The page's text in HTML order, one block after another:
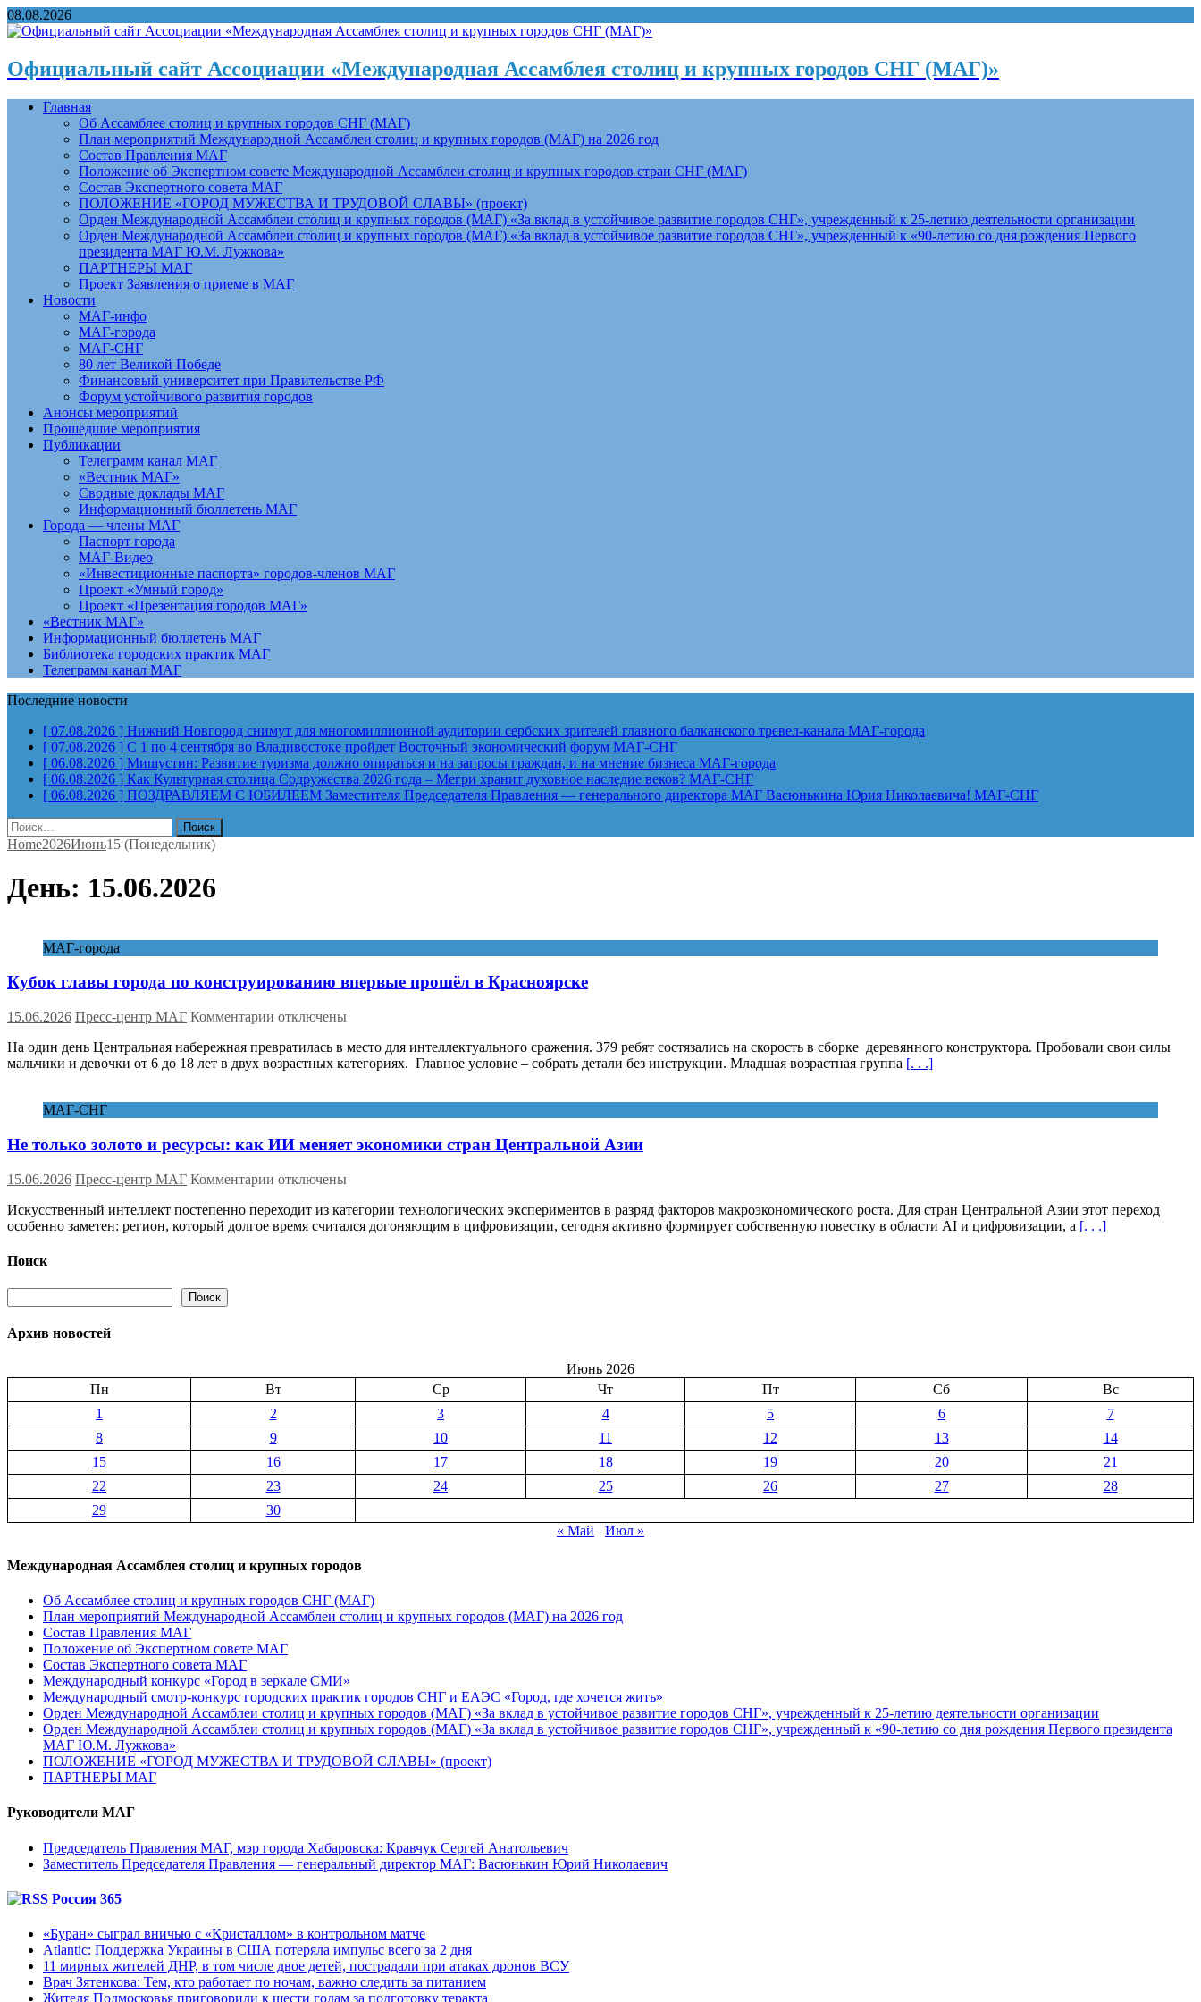
08.08.2026
Официальный сайт Ассоциации «Международная Ассамблея столиц и крупных городов СНГ (МАГ)»
Главная
Об Ассамблее столиц и крупных городов СНГ (МАГ)
План мероприятий Международной Ассамблеи столиц и крупных городов (МАГ) на 2026 год
Состав Правления МАГ
Положение об Экспертном совете Международной Ассамблеи столиц и крупных городов стран СНГ (МАГ)
Состав Экспертного совета МАГ
ПОЛОЖЕНИЕ «ГОРОД МУЖЕСТВА И ТРУДОВОЙ СЛАВЫ» (проект)
Орден Международной Ассамблеи столиц и крупных городов (МАГ) «За вклад в устойчивое развитие городов СНГ», учрежденный к 25-летию деятельности организации
Орден Международной Ассамблеи столиц и крупных городов (МАГ) «За вклад в устойчивое развитие городов СНГ», учрежденный к «90-летию со дня рождения Первого
президента МАГ Ю.М. Лужкова»
ПАРТНЕРЫ МАГ
Проект Заявления о приеме в МАГ
Новости
МАГ-инфо
МАГ-города
МАГ-СНГ
80 лет Великой Победе
Финансовый университет при Правительстве РФ
Форум устойчивого развития городов
Анонсы мероприятий
Прошедшие мероприятия
Публикации
Телеграмм канал МАГ
«Вестник МАГ»
Сводные доклады МАГ
Информационный бюллетень МАГ
Города — члены МАГ
Паспорт города
МАГ-Видео
«Инвестиционные паспорта» городов-членов МАГ
Проект «Умный город»
Проект «Презентация городов МАГ»
«Вестник МАГ»
Информационный бюллетень МАГ
Библиотека городских практик МАГ
Телеграмм канал МАГ
Последние новости
[ 07.08.2026 ] Нижний Новгород снимут для многомиллионной аудитории сербских зрителей главного балканского тревел-канала МАГ-города
[ 07.08.2026 ] С 1 по 4 сентября во Владивостоке пройдет Восточный экономический форум МАГ-СНГ
[ 06.08.2026 ] Мишустин: Развитие туризма должно опираться и на запросы граждан, и на мнение бизнеса МАГ-города
[ 06.08.2026 ] Как Культурная столица Содружества 2026 года – Мегри хранит духовное наследие веков? МАГ-СНГ
[ 06.08.2026 ] ПОЗДРАВЛЯЕМ С ЮБИЛЕЕМ Заместителя Председателя Правления — генерального директора МАГ Васюнькина Юрия Николаевича! МАГ-СНГ
Найти:
Home2026Июнь15 (Понедельник)
День: 15.06.2026
МАГ-города
Кубок главы города по конструированию впервые прошёл в Красноярске
15.06.2026 Пресс-центр МАГ Комментарии к
Кубок
главы
прошёл
Красноярске
отключены
На один день Центральная набережная превратилась в место для интеллектуального сражения. 379 ребят состязались на скорость в сборке деревянного конструктора. Пробовали свои силы
мальчики и девочки от 6 до 18 лет в двух возрастных категориях. Главное условие – собрать детали без инструкции. Младшая возрастная группа [. . .]
МАГ-СНГ
Не только золото и ресурсы: как ИИ меняет экономики стран Центральной Азии
15.06.2026 Пресс-центр МАГ Комментарии к
Не
только
Азии
отключены
Искусственный интеллект постепенно переходит из категории технологических экспериментов в разряд факторов макроэкономического роста. Для стран Центральной Азии этот переход
особенно заметен: регион, который долгое время считался догоняющим в цифровизации, сегодня активно формирует собственную повестку в области AI и цифровизации, а [. . .]
Поиск
Поиск
Архив новостей
Июнь 2026
Пн
Вт Ср Чт Пт Сб
Вс
1
2 3 4 5 6
7
8
9 10 11 12 13
14
15
16 17 18 19 20
21
22
23 24 25 26 27
28
29
30
« Май
Июл »
Международная Ассамблея столиц и крупных городов
Об Ассамблее столиц и крупных городов СНГ (МАГ)
План мероприятий Международной Ассамблеи столиц и крупных городов (МАГ) на 2026 год
Состав Правления МАГ
Положение об Экспертном совете МАГ
Состав Экспертного совета МАГ
Международный конкурс «Город в зеркале СМИ»
Международный смотр-конкурс городских практик городов СНГ и ЕАЭС «Город, где хочется жить»
Орден Международной Ассамблеи столиц и крупных городов (МАГ) «За вклад в устойчивое развитие городов СНГ», учрежденный к 25-летию деятельности организации
Орден Международной Ассамблеи столиц и крупных городов (МАГ) «За вклад в устойчивое развитие городов СНГ», учрежденный к «90-летию со дня рождения Первого президента
МАГ Ю.М. Лужкова»
ПОЛОЖЕНИЕ «ГОРОД МУЖЕСТВА И ТРУДОВОЙ СЛАВЫ» (проект)
ПАРТНЕРЫ МАГ
Руководители МАГ
Председатель Правления МАГ, мэр города Хабаровска: Кравчук Сергей Анатольевич
Заместитель Председателя Правления — генеральный директор МАГ: Васюнькин Юрий Николаевич
Россия 365
«Буран» сыграл вничью с «Кристаллом» в контрольном матче
Atlantic: Поддержка Украины в США потеряла импульс всего за 2 дня
11 мирных жителей ДНР, в том числе двое детей, пострадали при атаках дронов ВСУ
Врач Зятенкова: Тем, кто работает по ночам, важно следить за питанием
Жителя Подмосковья приговорили к шести годам за подготовку теракта